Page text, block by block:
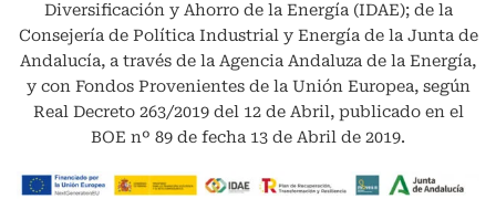
Diversificación y Ahorro de la Energía (IDAE); de la
Consejería de Política Industrial y Energía de la Junta de
Andalucía, a través de la Agencia Andaluza de la Energía,
y con Fondos Provenientes de la Unión Europea, según
Real Decreto 263/2019 del 12 de Abril, publicado en el
BOE nº 89 de fecha 13 de Abril de 2019.